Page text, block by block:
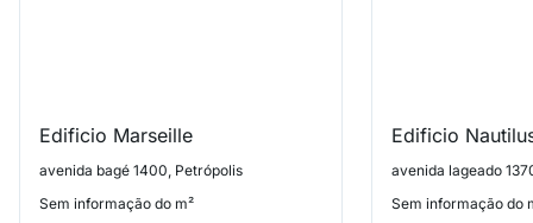
Edificio Marseille
avenida bagé 1400, Petrópolis
Sem informação do m²
Edificio
avenida lageado
Sem informação do